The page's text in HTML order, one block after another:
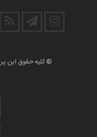
© کلیه حقوق این